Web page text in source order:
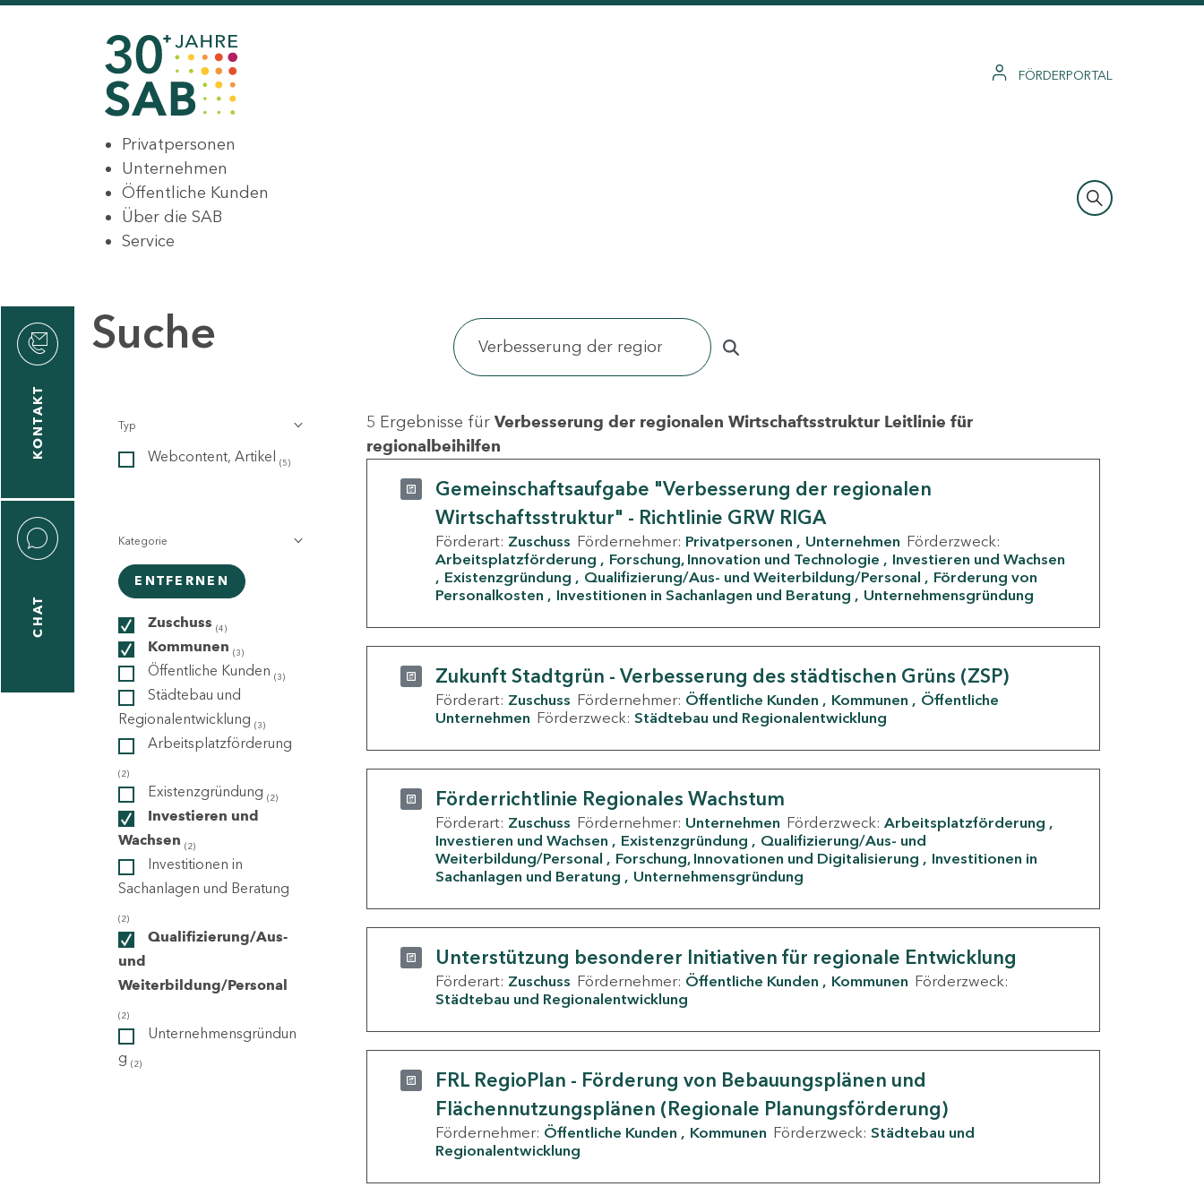
FÖRDERPORTAL
Privatpersonen
Unternehmen
Öffentliche Kunden
Über die SAB
Service
KONTAKT
CHAT
Suche
Typ
Webcontent, Artikel (5)
Kategorie
ENTFERNEN
Zuschuss (4)
Kommunen (3)
Öffentliche Kunden (3)
Städtebau und
Regionalentwicklung (3)
Arbeitsplatzförderung
(2)
Existenzgründung (2)
Investieren und
Wachsen (2)
Investitionen in
Sachanlagen und Beratung
(2)
Qualifizierung/Aus-
und
Weiterbildung/Personal
(2)
Unternehmensgründun
g (2)
5 Ergebnisse für Verbesserung der regionalen Wirtschaftsstruktur Leitlinie für
regionalbeihilfen
Gemeinschaftsaufgabe "Verbesserung der regionalen
Wirtschaftsstruktur" - Richtlinie GRW RIGA
Förderart: Zuschuss Fördernehmer: Privatpersonen Unternehmen Förderzweck:
Arbeitsplatzförderung
Forschung, Innovation und Technologie
Investieren und Wachsen
Existenzgründung
Qualifizierung/Aus- und Weiterbildung/Personal
Förderung von
Personalkosten
Investitionen in Sachanlagen und Beratung Unternehmensgründung
Zukunft Stadtgrün - Verbesserung des städtischen Grüns (ZSP)
Förderart: Zuschuss Fördernehmer: Öffentliche Kunden Kommunen
Öffentliche
Unternehmen Förderzweck: Städtebau und Regionalentwicklung
Förderrichtlinie Regionales Wachstum
Förderart: Zuschuss Fördernehmer: Unternehmen Förderzweck: Arbeitsplatzförderung
Investieren und Wachsen
Existenzgründung
Qualifizierung/Aus- und
Weiterbildung/Personal
Forschung, Innovationen und Digitalisierung
Investitionen in
Sachanlagen und Beratung
Unternehmensgründung
Unterstützung besonderer Initiativen für regionale Entwicklung
Förderart: Zuschuss Fördernehmer: Öffentliche Kunden Kommunen Förderzweck:
Städtebau und Regionalentwicklung
FRL RegioPlan - Förderung von Bebauungsplänen und
Flächennutzungsplänen (Regionale Planungsförderung)
Fördernehmer: Öffentliche Kunden Kommunen Förderzweck: Städtebau und
Regionalentwicklung